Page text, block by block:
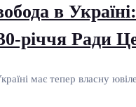
в
річчя Ради
має тепер власну